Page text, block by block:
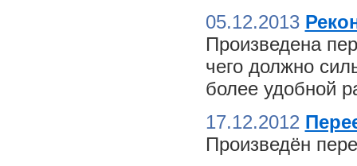
05.12.2013
Произведена
чего должно
более удобной
17.12.2012
Произведён